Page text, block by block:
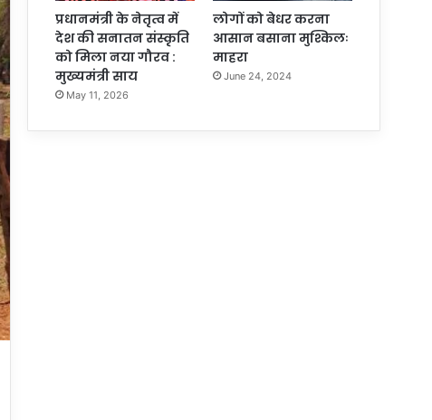
प्रधानमंत्री के नेतृत्व में
देश की सनातन संस्कृति
को मिला नया गौरव :
मुख्यमंत्री साय
May 11, 2026
लोगों को बेधर करना
आसान बसाना मुश्किलः
माहरा
June 24, 2024